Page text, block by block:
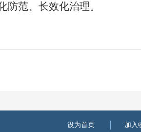
防范、长效化治理。
设为首页 加入